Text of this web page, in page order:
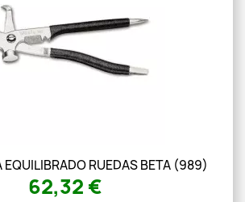
EQUILIBRADO RUEDAS BETA (989)
62,32 €